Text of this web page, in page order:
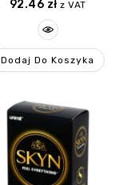
92.46 zł z VAT
Dodaj Do Koszyka